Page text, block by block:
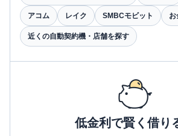
アコム レイク SMBCモビット お
近くの自動契約機・店舗を探す
低金利で賢く借り